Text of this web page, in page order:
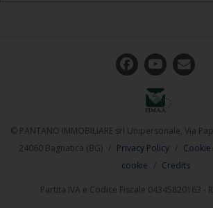
© PANTANO IMMOBILIARE srl Unipersonale, Via
24060 Bagnatica (BG) / Privacy Policy / Cookie
cookie / Credits
Partita IVA e Codice Fiscale 04345820163 -